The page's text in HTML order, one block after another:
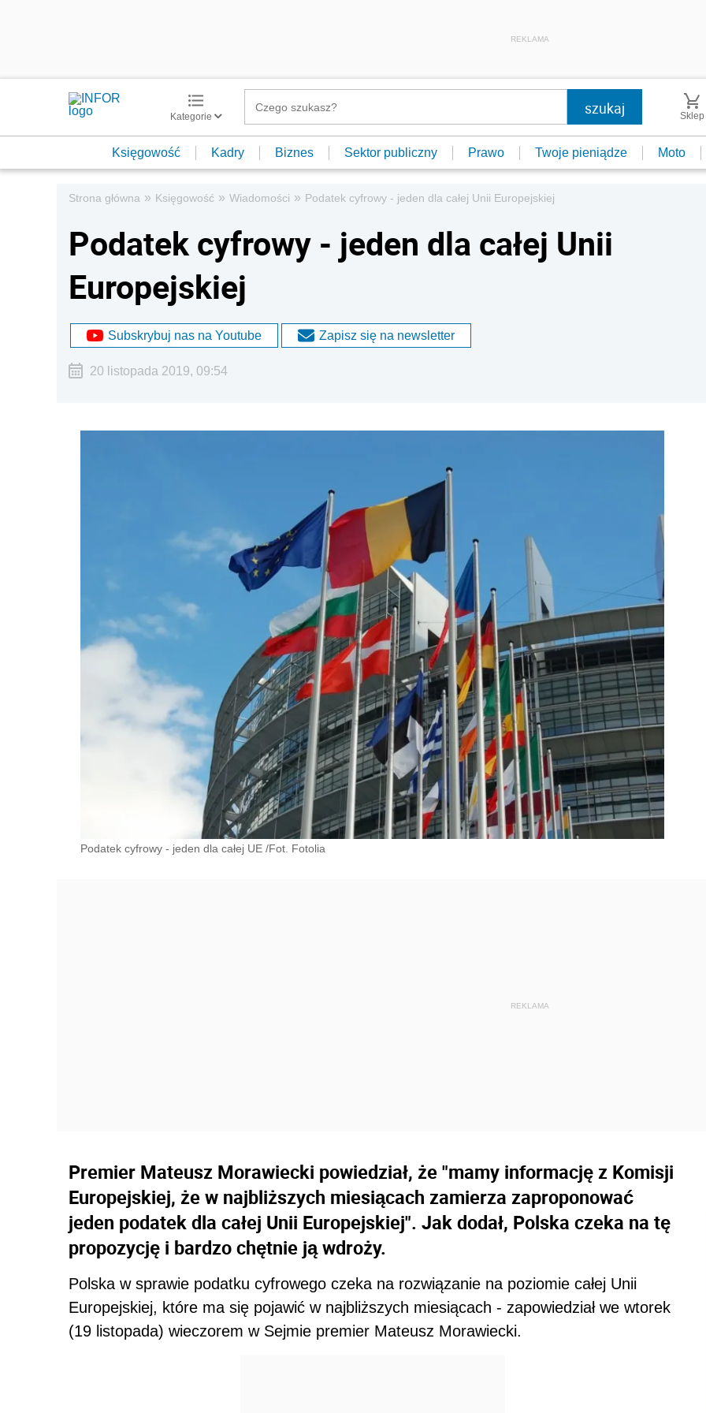
REKLAMA
Kategorie Sklep
Księgowość Kadry Biznes Sektor publiczny Prawo Twoje pieniądze Moto
Strona główna » Księgowość » Wiadomości » Podatek cyfrowy - jeden dla całej Unii Europejskiej
Podatek cyfrowy - jeden dla całej Unii
Europejskiej
Subskrybuj nas na Youtube Zapisz się na newsletter
20 listopada 2019, 09:54
Podatek cyfrowy - jeden dla całej UE /Fot. Fotolia
Premier Mateusz Morawiecki powiedział, że "mamy informację z Komisji
Europejskiej, że w najbliższych miesiącach zamierza zaproponować
jeden podatek dla całej Unii Europejskiej". Jak dodał, Polska czeka na tę
propozycję i bardzo chętnie ją wdroży.
Polska w sprawie podatku cyfrowego czeka na rozwiązanie na poziomie całej Unii
Europejskiej, które ma się pojawić w najbliższych miesiącach - zapowiedział we wtorek
(19 listopada) wieczorem w Sejmie premier Mateusz Morawiecki.